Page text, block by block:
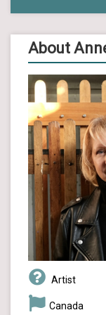
About
Artist
Canada